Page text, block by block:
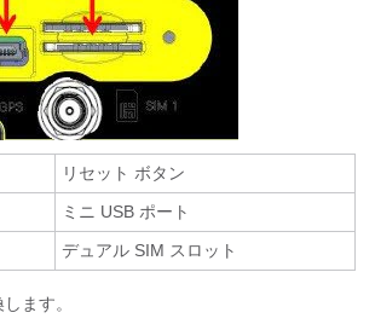
リセット ボタン
ミニ USB ポート
デュアル SIM スロット
ます。